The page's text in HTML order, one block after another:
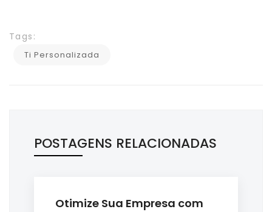
Tags:
Ti Personalizada
POSTAGENS RELACIONADAS
Otimize Sua Empresa com